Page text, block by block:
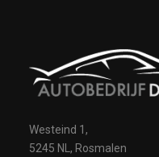
Westeind 1,
5245 NL, Rosmalen